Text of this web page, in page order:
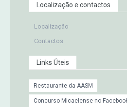
Localização e contactos
Localização
Contactos
Links Úteis
Restaurante da AASM
Concurso Micaelense no